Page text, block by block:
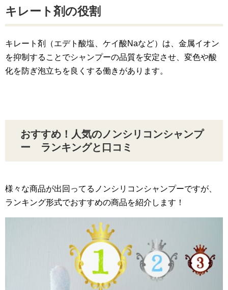
キレート剤の役割
キレート剤（エデト酸塩、ケイ酸Naなど）は、金属イオン
を抑制することでシャンプーの品質を安定させ、変色や酸
化を防ぎ泡立ちを良くする働きがあります。
おすすめ！人気のノンシリコンシャンプ
ー ランキングと口コミ
様々な商品が出回ってるノンシリコンシャンプーですが、
ランキング形式でおすすめの商品を紹介します！